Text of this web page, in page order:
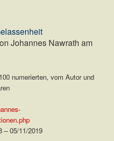
Johannes Nawrath am
numerierten, vom Autor und
– 05/11/2019